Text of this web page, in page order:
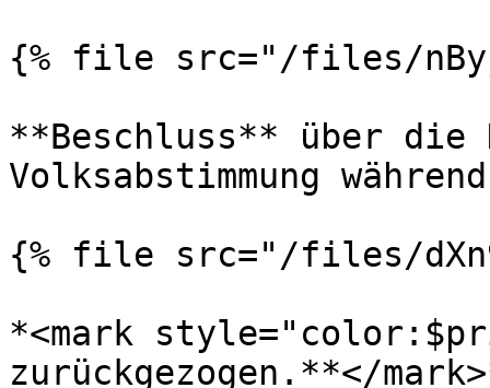
{% file src="/files/
**Beschluss** über die
Volksabstimmung
{% file src="/files/
*<mark
zurückgezogen.**</